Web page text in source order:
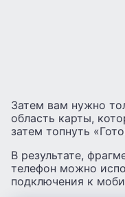
Затем вам нужно
область карты,
затем топнуть
В результате,
телефон можно
подключения к